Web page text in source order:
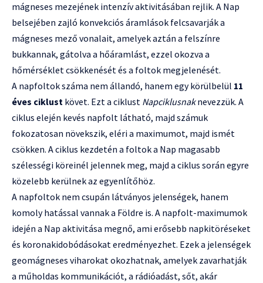
mágneses mezejének intenzív aktivitásában rejlik. A Nap
belsejében zajló konvekciós áramlások felcsavarják a
mágneses mező vonalait, amelyek aztán a felszínre
bukkannak, gátolva a hőáramlást, ezzel okozva a
hőmérséklet csökkenését és a foltok megjelenését.
A napfoltok száma nem állandó, hanem egy körülbelül 11
éves ciklust követ. Ezt a ciklust Napciklusnaknevezzük. A
ciklus elején kevés napfolt látható, majd számuk
fokozatosan növekszik, eléri a maximumot, majd ismét
csökken. A ciklus kezdetén a foltok a Nap magasabb
szélességi köreinél jelennek meg, majd a ciklus során egyre
közelebb kerülnek az egyenlítőhöz.
A napfoltok nem csupán látványos jelenségek, hanem
komoly hatással vannak a Földre is. A napfolt-maximumok
idején a Nap aktivitása megnő, ami erősebb napkitöréseket
és koronakidobódásokat eredményezhet. Ezek a jelenségek
geomágneses viharokat okozhatnak, amelyek zavarhatják
a műholdas kommunikációt, a rádióadást, sőt, akár